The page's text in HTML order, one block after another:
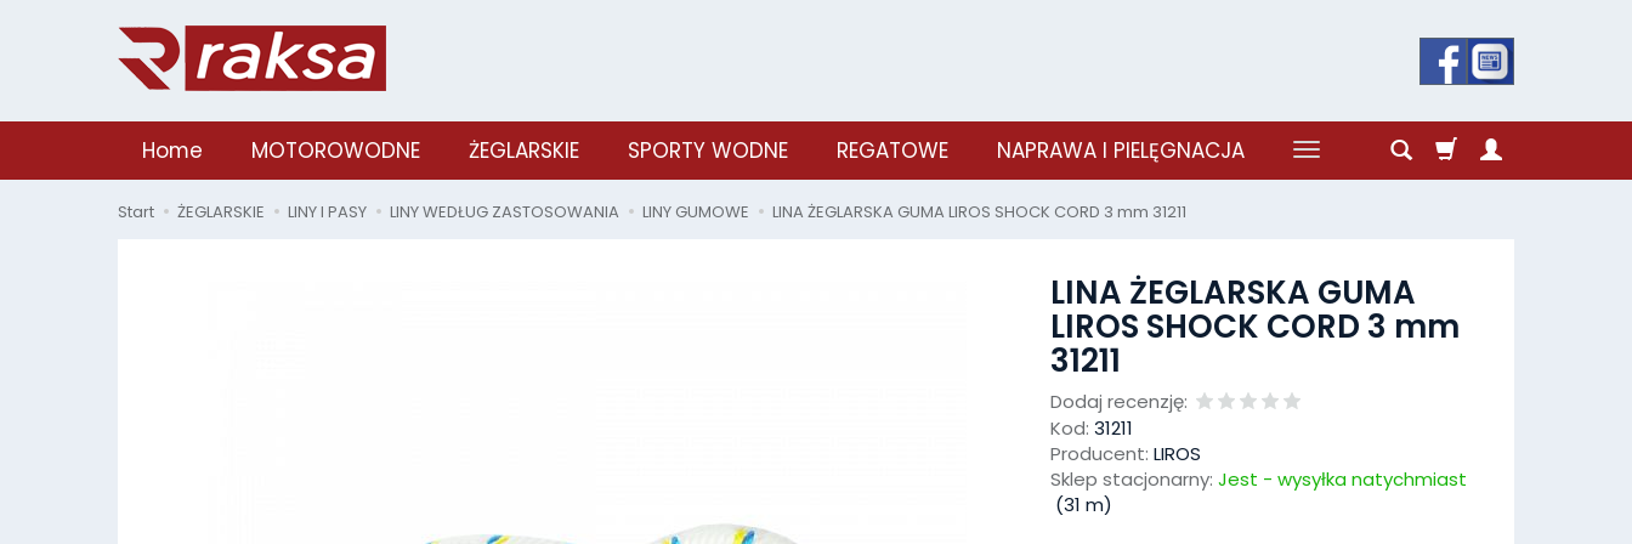
Home MOTOROWODNE ŻEGLARSKIE SPORTY WODNE REGATOWE NAPRAWA I PIELĘGNACJA
Start ŻEGLARSKIE LINY I PASY LINY WEDŁUG ZASTOSOWANIA LINY GUMOWE LINA ŻEGLARSKA GUMA LIROS SHOCK CORD 3 mm 31211
LINA ŻEGLARSKA GUMA
LIROS SHOCK CORD 3 mm
31211
Dodaj recenzję:
Kod: 31211
Producent: LIROS
Sklep stacjonarny: Jest - wysyłka natychmiast
(31 m)